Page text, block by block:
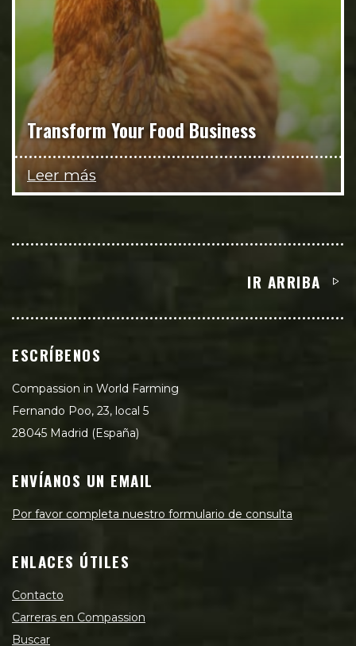
Transform Your Food Business
Leer más
IR ARRIBA
ESCRÍBENOS
Compassion in World Farming
Fernando Poo, 23, local 5
28045 Madrid (España)
ENVÍANOS UN EMAIL
Por favor completa nuestro formulario de consulta
ENLACES ÚTILES
Contacto
Carreras en Compassion
Buscar